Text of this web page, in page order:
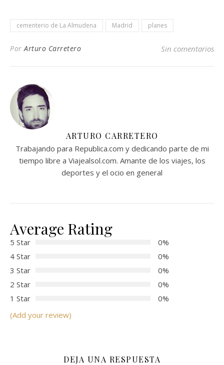
cementerio de La Almudena Madrid planes
PorArturo Carretero Sin comentarios
ARTURO CARRETERO
Trabajando para Republica.com y dedicando parte de mi
tiempo libre a Viajealsol.com. Amante de los viajes, los
deportes y el ocio en general
Average Rating
5 Star
0%
4 Star
0%
3 Star
0%
2 Star
0%
1 Star
0%
(Add your review)
DEJA UNA RESPUESTA